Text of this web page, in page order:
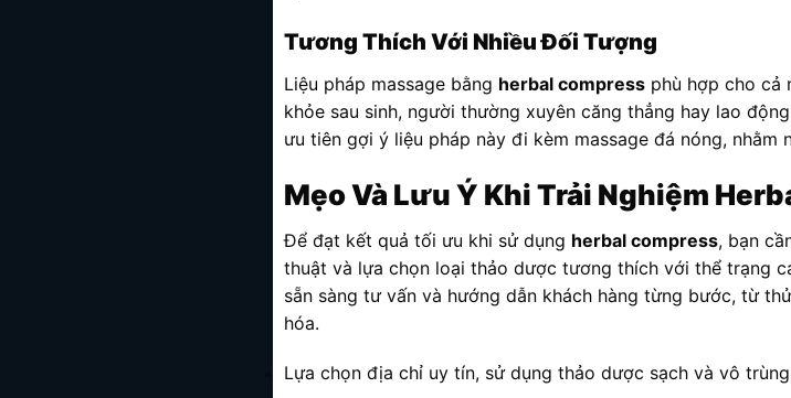
Tương Thích Với Nhiều Đối Tượng
Liệu pháp massage bằng herbal compress phù hợp cho cả
khỏe sau sinh, người thường xuyên căng thẳng hay lao
ưu tiên gợi ý liệu pháp này đi kèm massage đá nóng, nhằm
Mẹo Và Lưu Ý Khi Trải Nghiệm
Để đạt kết quả tối ưu khi sử dụng herbal compress, bạn
thuật và lựa chọn loại thảo dược tương thích với thể trạng
sẵn sàng tư vấn và hướng dẫn khách hàng từng bước, từ
hóa.
Lựa chọn địa chỉ uy tín, sử dụng thảo dược sạch và vô